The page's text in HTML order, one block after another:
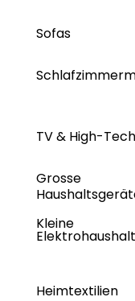
Sofas
TV & High-Tech
Grosse
Kleine
Heimtextilien